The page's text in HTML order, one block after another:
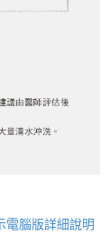
電腦版詳細說明